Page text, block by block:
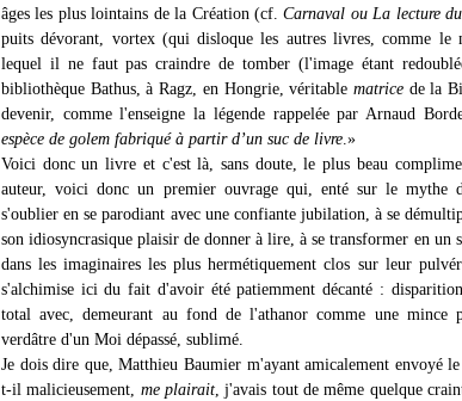
âges les plus lointains de la Création (cf.Carnaval ou La lecture du
puits dévorant, vortex (qui disloque les autres livres, comme le
lequel il ne faut pas craindre de tomber (l'image étant
bibliothèque Bathus, à Ragz, en Hongrie, véritable matricede la
devenir, comme l'enseigne la légende rappelée par Arnaud
espèce de golem fabriqué à partir d’un suc de livre .»
Voici donc un livre et c'est là, sans doute, le plus beau
auteur, voici donc un premier ouvrage qui, enté sur le mythe
s'oublier en se parodiant avec une confiante jubilation, à se
son idiosyncrasique plaisir de donner à lire, à se transformer en un
dans les imaginaires les plus hermétiquement clos sur leur
s'alchimise ici du fait d'avoir été patiemment décanté :
total avec, demeurant au fond de l'athanor comme une mince
verdâtre d'un Moi dépassé, sublimé.
Je dois dire que, Matthieu Baumier m'ayant amicalement envoyé
t-il malicieusement, me plairait , j'avais tout de même quelque